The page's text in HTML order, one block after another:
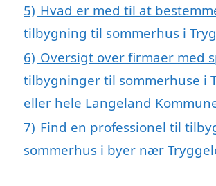
5) Hvad er med til at
tilbygning til sommerhus i
6) Oversigt over firmaer med
tilbygninger til sommerhuse i
eller hele Langeland
7) Find en professionel til
sommerhus i byer nær